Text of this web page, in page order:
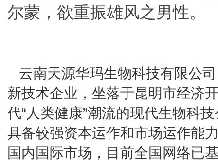
尔蒙，欲重振雄风之男性。
云南天源华玛生物科技有限公
新技术企业，坐落于昆明市经济
代“人类健康”潮流的现代生物科
具备较强资本运作和市场运作能
国内国际市场，目前全国网络已